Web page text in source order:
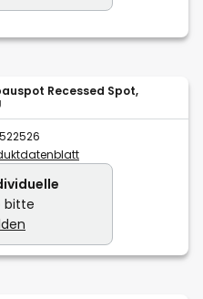
Recessed Spot,
bitte